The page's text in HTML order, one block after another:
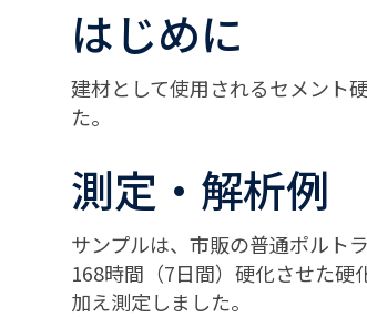
はじめに
建材として使用されるセメント
た。
測定・解析例
サンプルは、市販の普通ポルト
168時間（7日間）硬化させた
加え測定しました。